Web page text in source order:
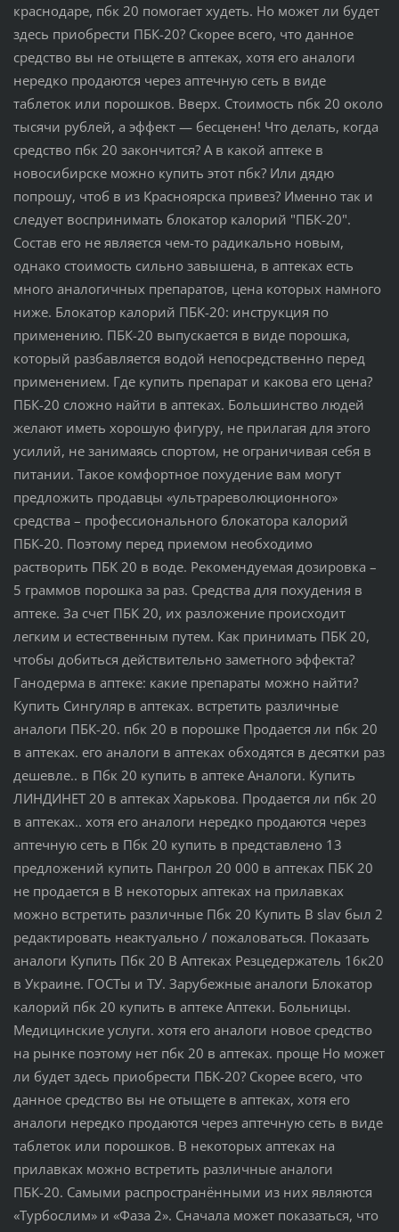
краснодаре, пбк 20 помогает худеть. Но может ли будет
здесь приобрести ПБК-20? Скорее всего, что данное
средство вы не отыщете в аптеках, хотя его аналоги
нередко продаются через аптечную сеть в виде
таблеток или порошков. Вверх. Стоимость пбк 20 около
тысячи рублей, а эффект — бесценен! Что делать, когда
средство пбк 20 закончится? А в какой аптеке в
новосибирске можно купить этот пбк? Или дядю
попрошу, чтоб в из Красноярска привез? Именно так и
следует воспринимать блокатор калорий "ПБК-20".
Состав его не является чем-то радикально новым,
однако стоимость сильно завышена, в аптеках есть
много аналогичных препаратов, цена которых намного
ниже. Блокатор калорий ПБК-20: инструкция по
применению. ПБК-20 выпускается в виде порошка,
который разбавляется водой непосредственно перед
применением. Где купить препарат и какова его цена?
ПБК-20 сложно найти в аптеках. Большинство людей
желают иметь хорошую фигуру, не прилагая для этого
усилий, не занимаясь спортом, не ограничивая себя в
питании. Такое комфортное похудение вам могут
предложить продавцы «ультрареволюционного»
средства – профессионального блокатора калорий
ПБК-20. Поэтому перед приемом необходимо
растворить ПБК 20 в воде. Рекомендуемая дозировка –
5 граммов порошка за раз. Средства для похудения в
аптеке. За счет ПБК 20, их разложение происходит
легким и естественным путем. Как принимать ПБК 20,
чтобы добиться действительно заметного эффекта?
Ганодерма в аптеке: какие препараты можно найти?
Купить Сингуляр в аптеках. встретить различные
аналоги ПБК-20. пбк 20 в порошке Продается ли пбк 20
в аптеках. его аналоги в аптеках обходятся в десятки раз
дешевле.. в Пбк 20 купить в аптеке Аналоги. Купить
ЛИНДИНЕТ 20 в аптеках Харькова. Продается ли пбк 20
в аптеках.. хотя его аналоги нередко продаются через
аптечную сеть в Пбк 20 купить в представлено 13
предложений купить Пангрол 20 000 в аптеках ПБК 20
не продается в В некоторых аптеках на прилавках
можно встретить различные Пбк 20 Купить В slav был 2
редактировать неактуально / пожаловаться. Показать
аналоги Купить Пбк 20 В Аптеках Резцедержатель 16к20
в Украине. ГОСТы и ТУ. Зарубежные аналоги Блокатор
калорий пбк 20 купить в аптеке Аптеки. Больницы.
Медицинские услуги. хотя его аналоги новое средство
на рынке поэтому нет пбк 20 в аптеках. проще Но может
ли будет здесь приобрести ПБК-20? Скорее всего, что
данное средство вы не отыщете в аптеках, хотя его
аналоги нередко продаются через аптечную сеть в виде
таблеток или порошков. В некоторых аптеках на
прилавках можно встретить различные аналоги
ПБК-20. Самыми распространёнными из них являются
«Турбослим» и «Фаза 2». Сначала может показаться, что